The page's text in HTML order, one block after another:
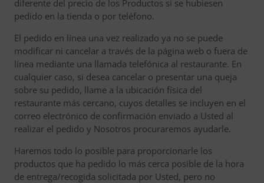
diferente del precio de los Productos si se hubiesen
pedido en la tienda o por teléfono.
El pedido en línea una vez realizado ya no se puede
modificar ni cancelar a través de la página web o fuera de
línea mediante una llamada telefónica al restaurante. En
cualquier caso, si desea cancelar o presentar una queja
sobre su pedido, llame a la ubicación física del
restaurante más cercano, cuyos detalles se incluyen en el
correo electrónico de confirmación enviado a Usted al
realizar el pedido y Nosotros procuraremos ayudarle.
Haremos todo lo posible para proporcionarle los
productos que ha pedido lo más cerca posible de la hora
de entrega/recogida solicitada por Usted, pero no